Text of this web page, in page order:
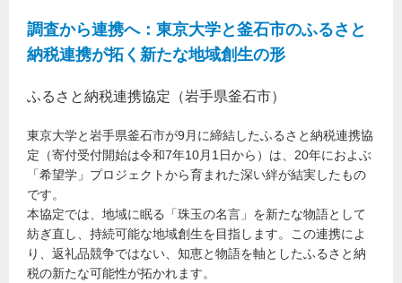
調査から連携へ：東京大学と釜石市のふるさと
納税連携が拓く新たな地域創生の形
ふるさと納税連携協定（岩手県釜石市）
東京大学と岩手県釜石市が9月に締結したふるさと納税連携協
定（寄付受付開始は令和7年10月1日から）は、20年におよぶ
「希望学」プロジェクトから育まれた深い絆が結実したもの
です。
本協定では、地域に眠る「珠玉の名言」を新たな物語として
紡ぎ直し、持続可能な地域創生を目指します。この連携によ
り、返礼品競争ではない、知恵と物語を軸としたふるさと納
税の新たな可能性が拓かれます。